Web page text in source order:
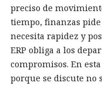
preciso de
tiempo, finanzas
necesita rapidez y
ERP obliga a los
compromisos. En
porque se discute no